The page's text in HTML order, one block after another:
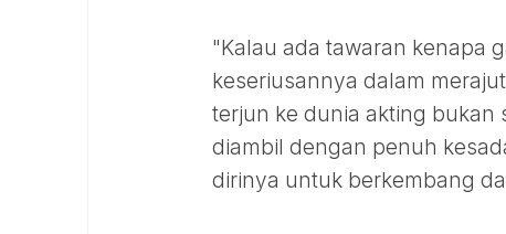
"Kalau ada tawaran kenapa
keseriusannya dalam
terjun ke dunia akting bukan
diambil dengan penuh
dirinya untuk berkembang